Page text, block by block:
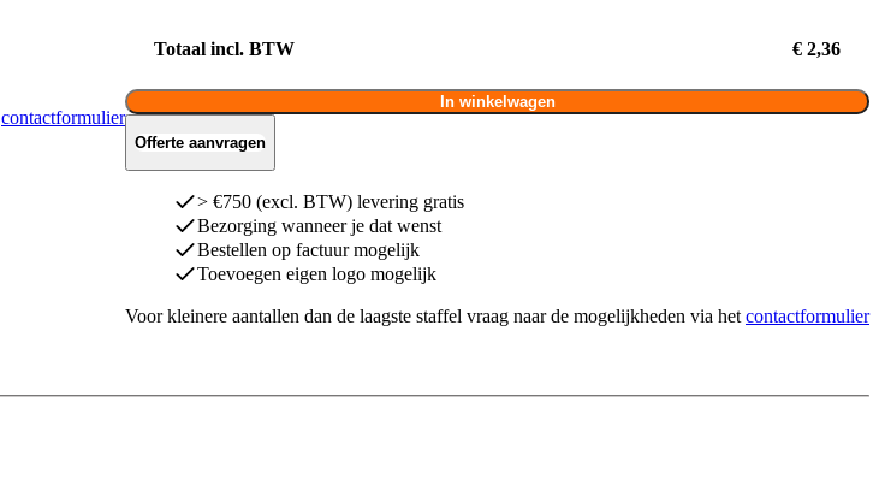
Totaal incl. BTW € 2,36
In winkelwagen
Offerte aanvragen
> €750 (excl. BTW) levering gratis
Bezorging wanneer je dat wenst
Bestellen op factuur mogelijk
Toevoegen eigen logo mogelijk
Voor kleinere aantallen dan de laagste staffel vraag naar de mogelijkheden via hetcontactformulier
contactformulier